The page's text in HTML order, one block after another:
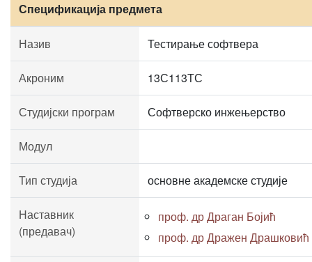
Спецификација предмета
Назив Тестирање софтвера
Акроним 13С113ТС
Студијски програм Софтверско инжењерство
Модул
Тип студија основне академске студије
Наставник
(предавач)
проф. др Драган Бојић
проф. др Дражен Драшковић